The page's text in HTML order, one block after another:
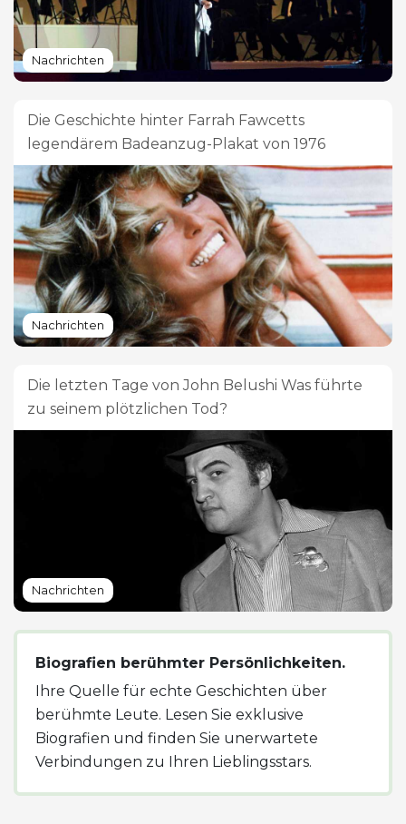
Nachrichten
Die Geschichte hinter Farrah Fawcetts
legendärem Badeanzug-Plakat von 1976
Nachrichten
Die letzten Tage von John Belushi Was führte
zu seinem plötzlichen Tod?
Nachrichten
Biografien berühmter Persönlichkeiten.
Ihre Quelle für echte Geschichten über
berühmte Leute. Lesen Sie exklusive
Biografien und finden Sie unerwartete
Verbindungen zu Ihren Lieblingsstars.